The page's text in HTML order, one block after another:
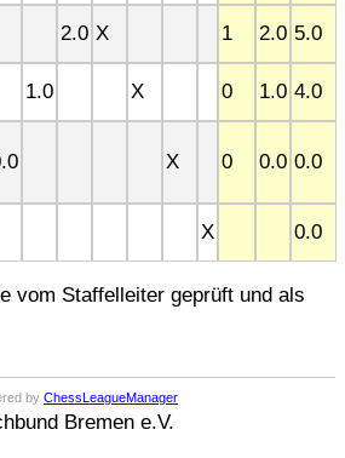
2.0 X 1 2.0 5.0
1.0 X 0 1.0 4.0
X 0 0.0 0.0
X 0.0
vom Staffelleiter geprüft und als
by ChessLeagueManager
Bremen e.V.